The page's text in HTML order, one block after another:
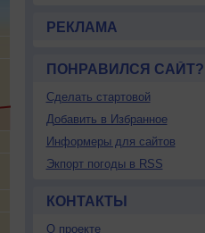
РЕКЛАМА
ПОНРАВИЛСЯ САЙТ?
Сделать стартовой
Добавить в Избранное
Информеры для сайтов
Экпорт погоды в RSS
КОНТАКТЫ
О проекте